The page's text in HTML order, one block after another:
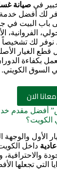
في صيانة
لك أفضل خدمة
باب البيت في
الفروانية،
نوفر لك تشخيصاً
الغيار
بكفاءة
السوق الكويتي.
الان
أفضل مقدم
الكويت؟
الأول والوجهة
داخل
والاحترافية،
التي تجعلها